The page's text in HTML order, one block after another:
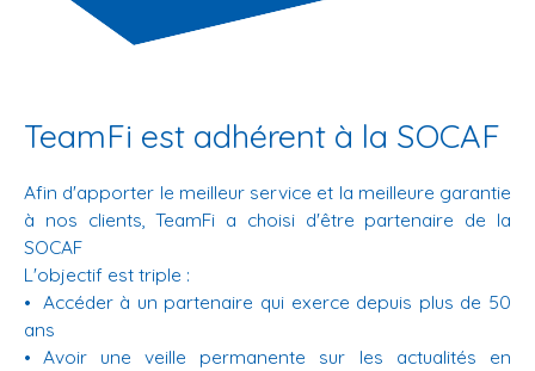
TeamFi est adhérent à la SOCAF
Afin d'apporter le meilleur service et la meilleure garantie
à nos clients, TeamFi a choisi d'être partenaire de la
SOCAF
L'objectif est triple :
Accéder à un partenaire qui exerce depuis plus de 50
ans
Avoir une veille permanente sur les actualités en